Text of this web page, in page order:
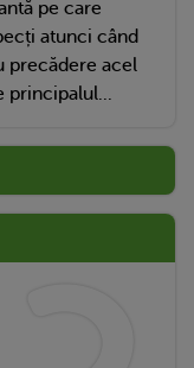
pe care
atunci când
precădere acel
principalul...